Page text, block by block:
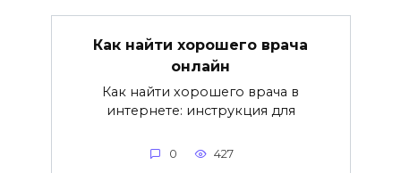
Как найти хорошего врача
онлайн
Как найти хорошего врача в
интернете: инструкция для
0 427